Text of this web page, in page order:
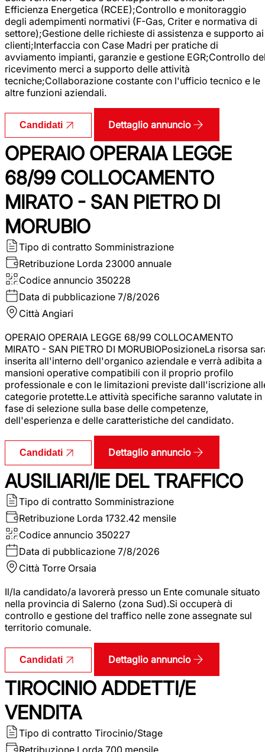
Efficienza Energetica (RCEE);Controllo e monitoraggio
degli adempimenti normativi (F-Gas, Criter e normativa di
settore);Gestione delle richieste di assistenza e supporto ai
clienti;Interfaccia con Case Madri per pratiche di
avviamento impianti, garanzie e gestione EGR;Controllo
ricevimento merci a supporto delle attività
tecniche;Collaborazione costante con l'ufficio tecnico e le
altre funzioni aziendali.
Candidati Dettaglio annuncio
OPERAIO OPERAIA LEGGE
68/99 COLLOCAMENTO
MIRATO - SAN PIETRO DI
MORUBIO
Tipo di contratto Somministrazione
Retribuzione Lorda 23000 annuale
Codice annuncio 350228
Data di pubblicazione 7/8/2026
Città Angiari
OPERAIO OPERAIA LEGGE 68/99 COLLOCAMENTO
MIRATO - SAN PIETRO DI MORUBIOPosizioneLa risorsa
inserita all'interno dell'organico aziendale e verrà adibita a
mansioni operative compatibili con il proprio profilo
professionale e con le limitazioni previste dall'iscrizione
categorie protette.Le attività specifiche saranno valutate in
fase di selezione sulla base delle competenze,
dell'esperienza e delle caratteristiche del candidato.
Candidati Dettaglio annuncio
AUSILIARI/IE DEL TRAFFICO
Tipo di contratto Somministrazione
Retribuzione Lorda 1732.42 mensile
Codice annuncio 350227
Data di pubblicazione 7/8/2026
Città Torre Orsaia
Il/la candidato/a lavorerà presso un Ente comunale situato
nella provincia di Salerno (zona Sud).Si occuperà di
controllo e gestione del traffico nelle zone assegnate sul
territorio comunale.
Candidati Dettaglio annuncio
TIROCINIO ADDETTI/E
VENDITA
Tipo di contratto Tirocinio/Stage
Retribuzione Lorda 700 mensile